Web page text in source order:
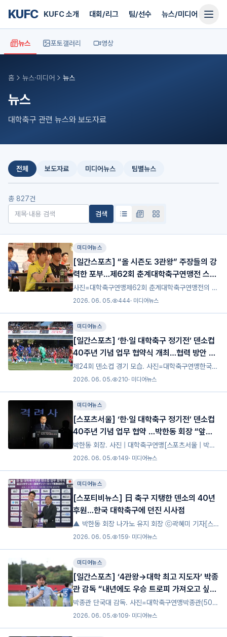
KUFC KUFC 소개 대회/리그 팀/선수 뉴스/미디어 지원
뉴스 포토갤러리 영상
홈 뉴스·미디어 뉴스
뉴스
대학축구 관련 뉴스와 보도자료
전체 보도자료 미디어뉴스 팀별뉴스
총 827건
검색
미디어뉴스
[일간스포츠] “올 시즌도 3관왕” 주장들의 강
력한 포부…제62회 춘계대학축구연맹전 스타
트
사진=대학축구연맹제62회 춘계대학축구연맹전의 시
작을 앞두고 각 팀의 주장들이 당찬 포부를 밝혔다.지
다. 이날 미디어데이에
2026. 06. 05. 444· 미디어뉴스
미디어뉴스
[일간스포츠] ‘한·일 대학축구 정기전’ 덴소컵
40주년 기념 업무 협약식 개최…협력 방안 논
의
제24회 덴소컵 경기 모습. 사진=대학축구연맹한국대
학축구연맹(회장 박한동)과 일본대학축구연맹(회장 나
속 가
2026. 06. 05. 210· 미디어뉴스
미디어뉴스
[스포츠서울] ‘한·일 대학축구 정기전’ 덴소컵
40주년 기념 업무 협약 …박한동 회장 “앞으
로 40년 함께 준비하는 중요한 출발점”
박한동 회장. 사진 | 대학축구연맹[스포츠서울 | 박준
범기자] 대학축구대학축구연맹과 일본대학축구연맹
발전을
2026. 06. 05. 149· 미디어뉴스
미디어뉴스
[스포티비뉴스] 日 축구 지탱한 덴소의 40년
후원…한국 대학축구에 던진 시사점
▲ 박한동 회장 나가노 유지 회장 ⓒ곽혜미 기자[스
포티비뉴스=정형근 기자] “덴소컵 40주년은 한·일
달 22일
2026. 06. 05. 159· 미디어뉴스
미디어뉴스
[일간스포츠] ‘4관왕→대학 최고 지도자’ 박종
관 감독 “내년에도 우승 트로피 가져오고 싶
다”
박종관 단국대 감독. 사진=대학축구연맹박종관(50)
단국대 감독이 새해에도 좋은 기운을 이어가겠다고 다
2026. 06. 05. 109· 미디어뉴스